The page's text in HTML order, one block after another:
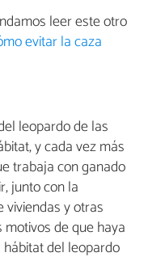
leer este otro
evitar la caza
leopardo de las
y cada vez más
trabaja con ganado
junto con la
viviendas y otras
de que haya
del leopardo